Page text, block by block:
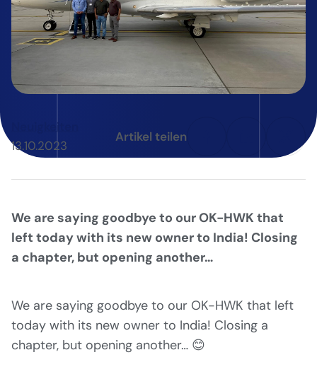
Neuigkeiten
13.10.2023
Artikel teilen
We are saying goodbye to our OK-HWK that
left today with its new owner to India! Closing
a chapter, but opening another…
We are saying goodbye to our OK-HWK that left
today with its new owner to India! Closing a
chapter, but opening another… 😊